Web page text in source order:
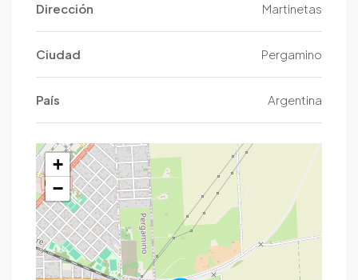
Dirección Martinetas
Ciudad Pergamino
País Argentina
+
−